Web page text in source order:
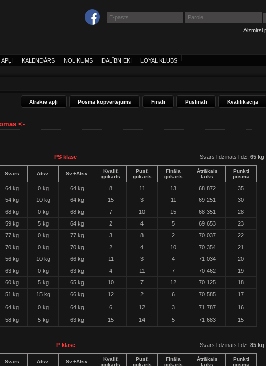
Aizmirsi
KALENDĀRS NOLIKUMS DALĪBNIEKI LOYAL KLUBS
Kvalifikācija
Pusfināli
Fināli
Posma kopvērtējums
Ātrākie apļi
<-
PS klase Svars līdzināts līdz: 65 kg
Svars Atsv. Sv.+Atsv.
Kvalif.
gokarts
Pusf.
gokarts
Fināla
gokarts
Ātrākais
laiks
Punkti
posmā
64 kg 0 kg 64 kg 8 11 13 68.872
35
54 kg 10 kg 64 kg 15 3 11 69.251
30
68 kg 0 kg 68 kg 7 10 15 68.351
28
59 kg 5 kg 64 kg 2 4 5 69.653
23
77 kg 0 kg 77 kg 3 8 2 70.037
22
70 kg 0 kg 70 kg 2 4 10 70.354
21
56 kg 10 kg 66 kg 11 3 4 71.034
20
63 kg 0 kg 63 kg 4 11 7 70.462
19
60 kg 5 kg 65 kg 10 7 12 70.125
18
51 kg 15 kg 66 kg 12 2 6 70.585 17
64 kg 0 kg 64 kg 6 12 3 71.787 16
58 kg 5 kg 63 kg 15 14 5 71.683 15
P klase Svars līdzināts līdz: 85 kg
Svars Atsv. Sv.+Atsv.
Kvalif.
gokarts
Pusf.
gokarts
Fināla
gokarts
Ātrākais
laiks
Punkti
posmā